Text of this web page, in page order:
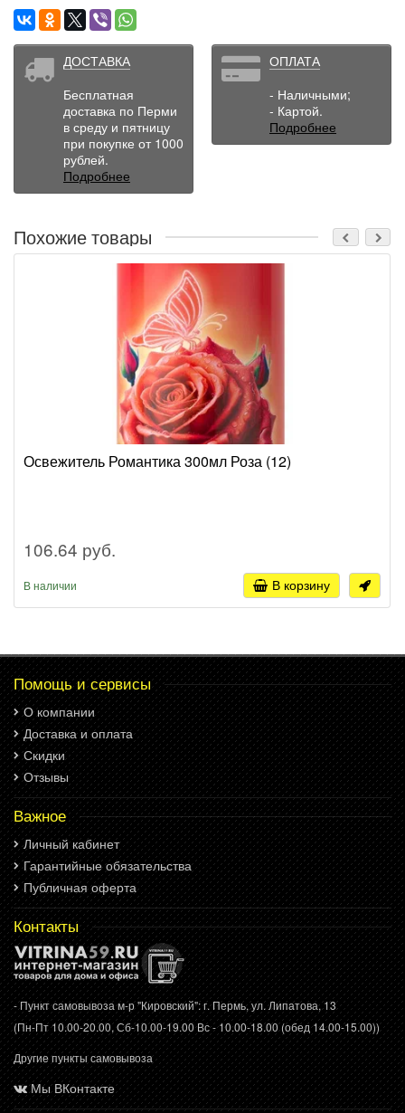
ДОСТАВКА
Бесплатная
доставка по Перми
в среду и пятницу
при покупке от 1000
рублей.
Подробнее
ОПЛАТА
- Наличными;
- Картой.
Подробнее
Похожие товары
Освежитель Романтика 300мл Роза (12)
106.64 руб.
В наличии В корзину
Помощь и сервисы
О компании
Доставка и оплата
Скидки
Отзывы
Важное
Личный кабинет
Гарантийные обязательства
Публичная оферта
Контакты
- Пункт самовывоза м-р "Кировский": г. Пермь, ул. Липатова, 13
(Пн-Пт 10.00-20.00, Сб-10.00-19.00 Вс - 10.00-18.00 (обед 14.00-15.00))
Другие пункты самовывоза
Мы ВКонтакте